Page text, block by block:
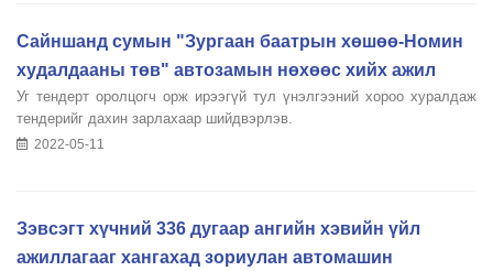
Сайншанд сумын "Зургаан баатрын хөшөө-Номин
худалдааны төв" автозамын нөхөөс хийх ажил
Уг тендерт оролцогч орж ирээгүй тул үнэлгээний хороо хуралдаж
тендерийг дахин зарлахаар шийдвэрлэв.
2022-05-11
Зэвсэгт хүчний 336 дугаар ангийн хэвийн үйл
ажиллагааг хангахад зориулан автомашин